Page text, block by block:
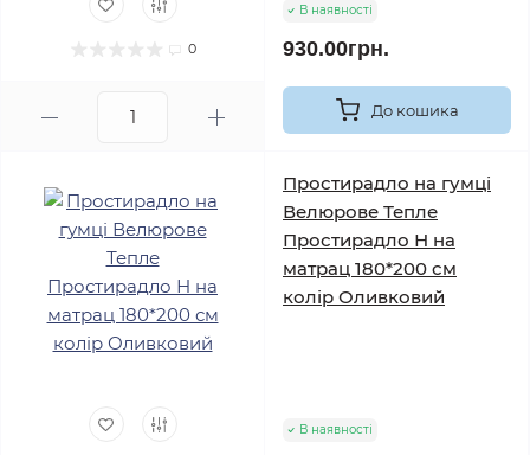
0
В наявності
930.00грн.
До кошика
Простирадло на гумці
Велюрове Тепле
Простирадло Н на
матрац 180*200 см
колір Оливковий
В наявності